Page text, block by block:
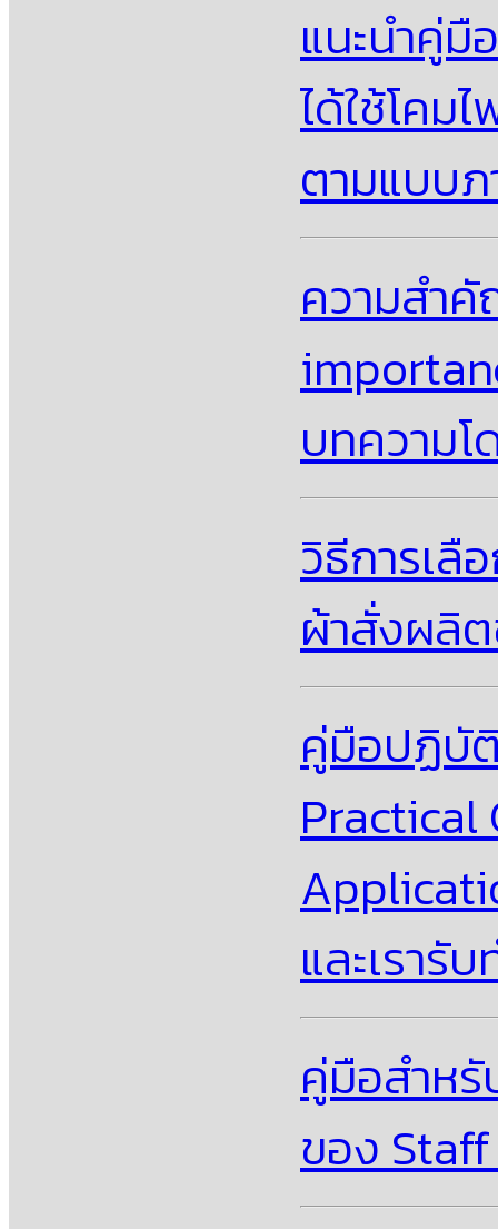
แนะนําคู่มื
ได้ใช้โคม
ตามแบบภ
ความสํา
บทความ
วิธีการเลื
ผ้าสั่งผลิ
คู่มือปฏิบั
Practical
และเรารั
คู่มือสําหรั
ของ Staff